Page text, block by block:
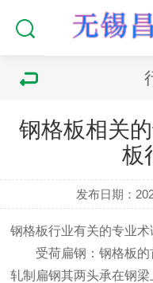
钢格板相关
板
发布日期：
钢格板行业有关的专业术
受荷扁钢：钢格板的
轧制扁钢其两头承在钢梁